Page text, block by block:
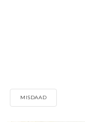
MISDAAD